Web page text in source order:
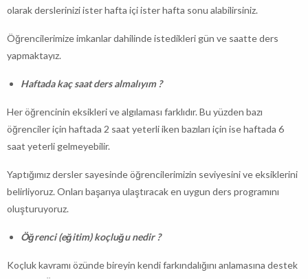
olarak derslerinizi ister hafta içi ister hafta sonu alabilirsiniz.
Öğrencilerimize imkanlar dahilinde istedikleri gün ve saatte ders
yapmaktayız.
Haftada kaç saat ders almalıyım ?
Her öğrencinin eksikleri ve algılaması farklıdır. Bu yüzden bazı
öğrenciler için haftada 2 saat yeterli iken bazıları için ise haftada 6
saat yeterli gelmeyebilir.
Yaptığımız dersler sayesinde öğrencilerimizin seviyesini ve eksiklerini
belirliyoruz. Onları başarıya ulaştıracak en uygun ders programını
oluşturuyoruz.
Öğrenci (eğitim) koçluğu nedir ?
Koçluk kavramı özünde bireyin kendi farkındalığını anlamasına destek